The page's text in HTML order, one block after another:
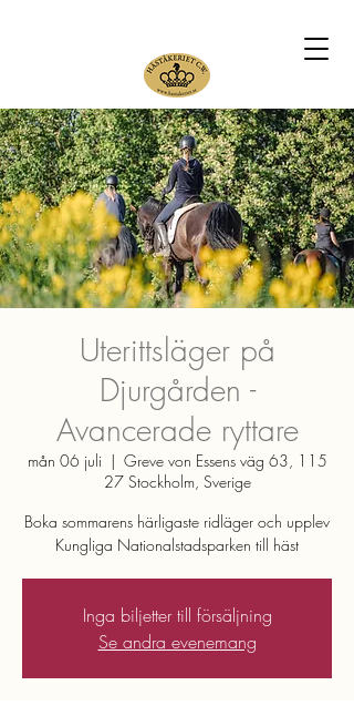
Uterittsläger på
Djurgården -
Avancerade ryttare
mån 06 juli
  |
Greve von Essens väg 63, 115
27 Stockholm, Sverige
Boka sommarens härligaste ridläger och upplev
Kungliga Nationalstadsparken till häst
Inga biljetter till försäljning
Se andra evenemang